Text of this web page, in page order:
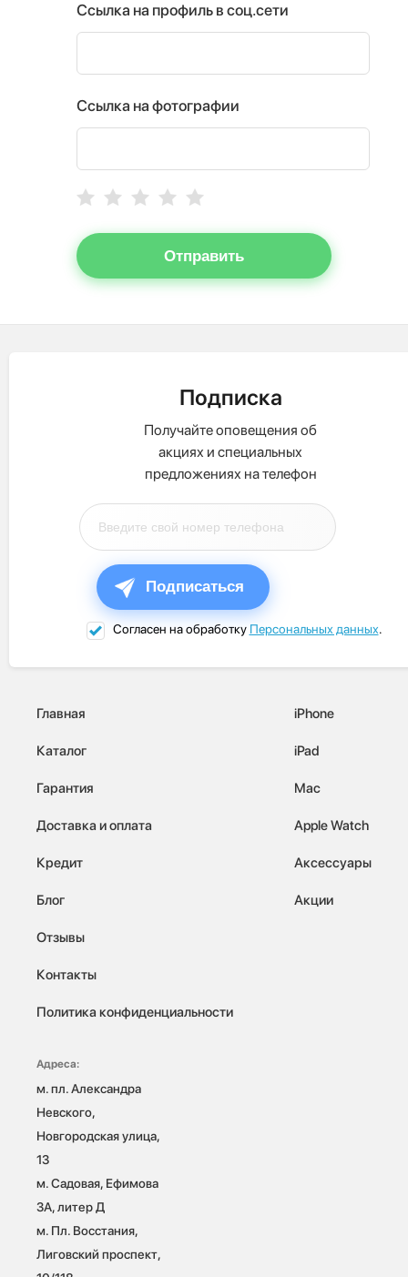
Ссылка на профиль в соц.сети
Ссылка на фотографии
Отправить
Подписка
Получайте оповещения об
акциях и специальных
предложениях на телефон
Подписаться
Согласен на обработку Персональных данных.
Главная
Каталог
Гарантия
Доставка и оплата
Кредит
Блог
Отзывы
Контакты
Политика конфиденциальности
iPhone
iPad
Mac
Apple Watch
Аксессуары
Акции
Адреса:
м. пл. Александра
Невского,
Новгородская улица,
13
м. Садовая, Ефимова
3А, литер Д
м. Пл. Восстания,
Лиговский проспект,